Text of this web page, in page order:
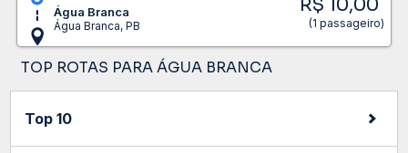
Água Branca
Água Branca, PB
R$ 10,00
(1 passageiro)
TOP ROTAS PARA ÁGUA BRANCA
Top 10